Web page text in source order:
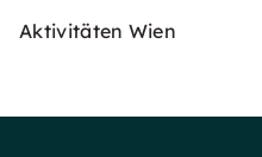
Aktivitäten Wien